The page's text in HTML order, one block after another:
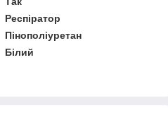
Респіратор
Пінополіуретан
Білий